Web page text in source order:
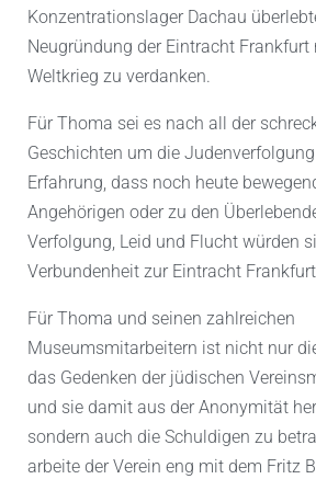
Konzentrationslager Dachau
Neugründung der Eintracht
Weltkrieg zu verdanken.
Für Thoma sei es nach all der
Geschichten um die
Erfahrung, dass noch heute
Angehörigen oder zu den
Verfolgung, Leid und Flucht würden
Verbundenheit zur Eintracht
Für Thoma und seinen zahlreichen
Museumsmitarbeitern ist nicht nur
das Gedenken der jüdischen
und sie damit aus der Anonymität
sondern auch die Schuldigen zu
arbeite der Verein eng mit dem Fritz